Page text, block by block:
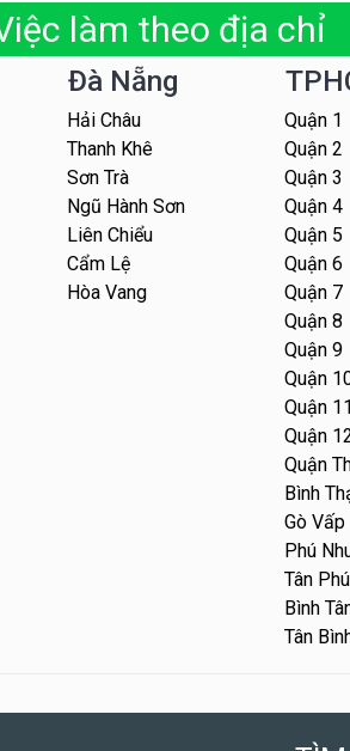
làm theo địa chỉ
Đà Nẵng
Hải Châu
Thanh Khê
Sơn Trà
Ngũ Hành Sơn
Liên Chiểu
Cẩm Lệ
Hòa Vang
Quận 1
Quận 2
Quận 3
Quận 4
Quận 5
Quận 6
Quận 7
Quận 8
Quận 9
Quận
Quận 11
Quận
Quận
Bình
Gò Vấp
Phú
Tân Phú
Bình
Tân